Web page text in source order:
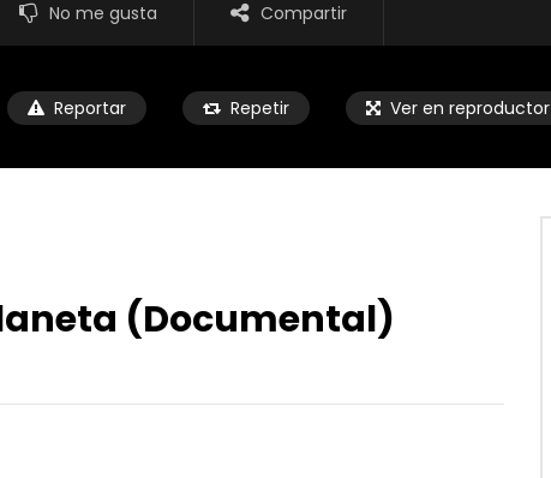
No me gusta Compartir
Reportar Repetir Ver en reproductor
(Documental)